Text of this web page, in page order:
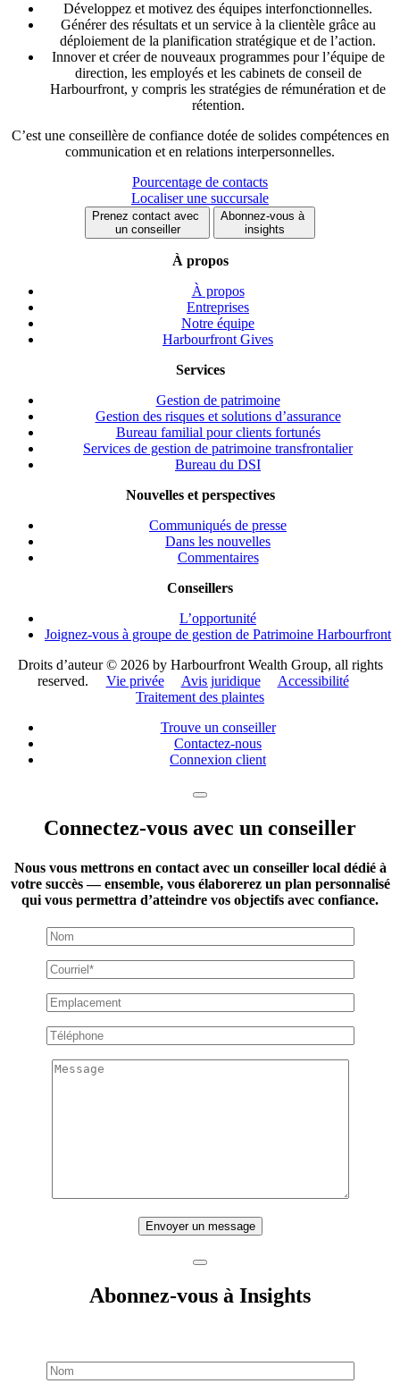
Développez et motivez des équipes interfonctionnelles.
Générer des résultats et un service à la clientèle grâce au
déploiement de la planification stratégique et de l’action.
Innover et créer de nouveaux programmes pour l’équipe de
direction, les employés et les cabinets de conseil de
Harbourfront, y compris les stratégies de rémunération et de
rétention.
C’est une conseillère de confiance dotée de solides compétences en
communication et en relations interpersonnelles.
Pourcentage de contacts
Localiser une succursale
Prenez contact avec
un conseiller
Abonnez-vous à
insights
À propos
À propos
Entreprises
Notre équipe
Harbourfront Gives
Services
Gestion de patrimoine
Gestion des risques et solutions d’assurance
Bureau familial pour clients fortunés
Services de gestion de patrimoine transfrontalier
Bureau du DSI
Nouvelles et perspectives
Communiqués de presse
Dans les nouvelles
Commentaires
Conseillers
L’opportunité
Joignez-vous à groupe de gestion de Patrimoine Harbourfront
Droits d’auteur © 2026 by Harbourfront Wealth Group, all rights
reserved. Vie privée Avis juridique
Accessibilité
Traitement des plaintes
Trouve un conseiller
Contactez-nous
Connexion client
Connectez-vous avec un conseiller
Nous vous mettrons en contact avec un conseiller local dédié à
votre succès — ensemble, vous élaborerez un plan personnalisé
qui vous permettra d’atteindre vos objectifs avec confiance.
Envoyer un message
Abonnez-vous à Insights